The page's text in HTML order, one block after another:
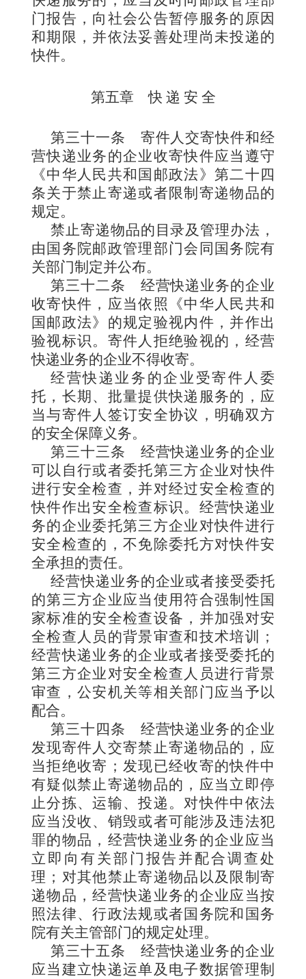
门报告，向社会公告暂停服务的原因
和期限，并依法妥善处理尚未投递的
快件。
第五章 快 递 安 全
第三十一条 寄件人交寄快件和经
营快递业务的企业收寄快件应当遵守
《中华人民共和国邮政法》第二十四
条关于禁止寄递或者限制寄递物品的
规定。
禁止寄递物品的目录及管理办法，
由国务院邮政管理部门会同国务院有
关部门制定并公布。
第三十二条 经营快递业务的企业
收寄快件，应当依照《中华人民共和
国邮政法》的规定验视内件，并作出
验视标识。寄件人拒绝验视的，经营
快递业务的企业不得收寄。
经营快递业务的企业受寄件人委
托，长期、批量提供快递服务的，应
当与寄件人签订安全协议，明确双方
的安全保障义务。
第三十三条 经营快递业务的企业
可以自行或者委托第三方企业对快件
进行安全检查，并对经过安全检查的
快件作出安全检查标识。经营快递业
务的企业委托第三方企业对快件进行
安全检查的，不免除委托方对快件安
全承担的责任。
经营快递业务的企业或者接受委托
的第三方企业应当使用符合强制性国
家标准的安全检查设备，并加强对安
全检查人员的背景审查和技术培训；
经营快递业务的企业或者接受委托的
第三方企业对安全检查人员进行背景
审查，公安机关等相关部门应当予以
配合。
第三十四条 经营快递业务的企业
发现寄件人交寄禁止寄递物品的，应
当拒绝收寄；发现已经收寄的快件中
有疑似禁止寄递物品的，应当立即停
止分拣、运输、投递。对快件中依法
应当没收、销毁或者可能涉及违法犯
罪的物品，经营快递业务的企业应当
立即向有关部门报告并配合调查处
理；对其他禁止寄递物品以及限制寄
递物品，经营快递业务的企业应当按
照法律、行政法规或者国务院和国务
院有关主管部门的规定处理。
第三十五条 经营快递业务的企业
应当建立快递运单及电子数据管理制